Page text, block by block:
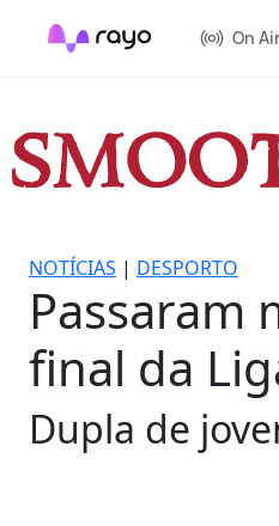
On Air
NOTÍCIAS | DESPORTO
Passaram
final da
Dupla de